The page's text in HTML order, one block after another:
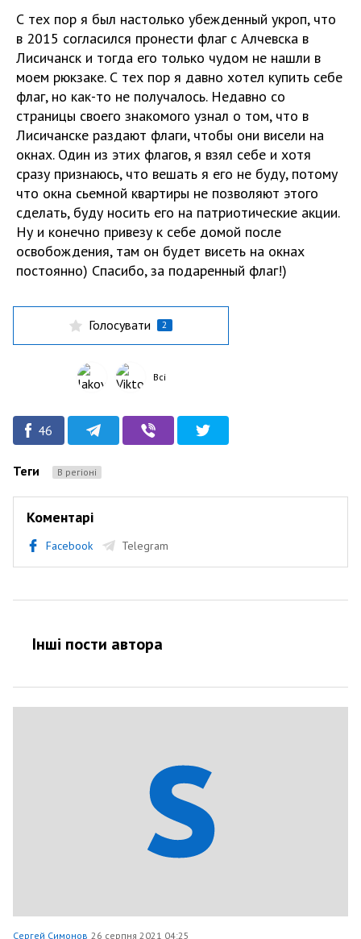
С тех пор я был настолько убежденный укроп, что
в 2015 согласился пронести флаг с Алчевска в
Лисичанск и тогда его только чудом не нашли в
моем рюкзаке. С тех пор я давно хотел купить себе
флаг, но как-то не получалось. Недавно со
страницы своего знакомого узнал о том, что в
Лисичанске раздают флаги, чтобы они висели на
окнах. Один из этих флагов, я взял себе и хотя
сразу признаюсь, что вешать я его не буду, потому
что окна сьемной квартиры не позволяют этого
сделать, буду носить его на патриотические акции.
Ну и конечно привезу к себе домой после
освобождения, там он будет висеть на окнах
постоянно) Спасибо, за подаренный флаг!)
Голосувати 2
Всі
46
Теги В регіоні
Коментарі
Facebook Telegram
Інші пости автора
Сергей Симонов 26 серпня 2021 04:25